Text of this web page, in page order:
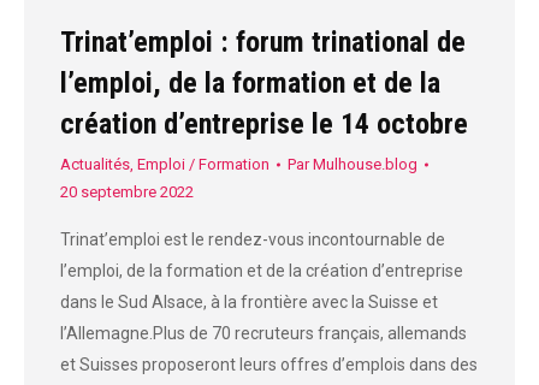
Trinat’emploi : forum trinational de
l’emploi, de la formation et de la
création d’entreprise le 14 octobre
Actualités, Emploi / Formation ParMulhouse.blog
20 septembre 2022
Trinat’emploi est le rendez-vous incontournable de
l’emploi, de la formation et de la création d’entreprise
dans le Sud Alsace, à la frontière avec la Suisse et
l’Allemagne.Plus de 70 recruteurs français, allemands
et Suisses proposeront leurs offres d’emplois dans des